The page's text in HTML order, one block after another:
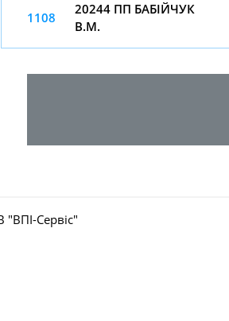
1108
20244 ПП БАБІЙЧУК
В.М.
Сервіс"